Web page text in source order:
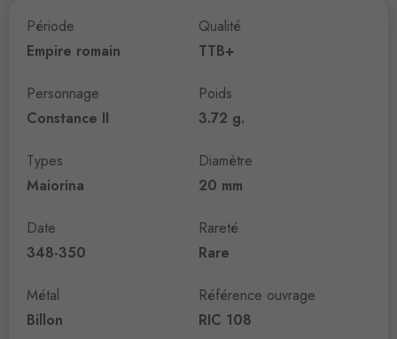
Période
Empire romain
Personnage
Constance II
Types
Maiorina
Date
348-350
Métal
Billon
Qualité
TTB+
Poids
3.72 g.
Diamètre
20 mm
Rareté
Rare
Référence ouvrage
RIC 108